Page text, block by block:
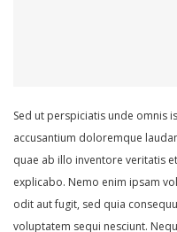
Sed ut perspiciatis unde omnis
accusantium doloremque
quae ab illo inventore veritatis
explicabo. Nemo enim ipsam
odit aut fugit, sed quia
voluptatem sequi nesciunt.